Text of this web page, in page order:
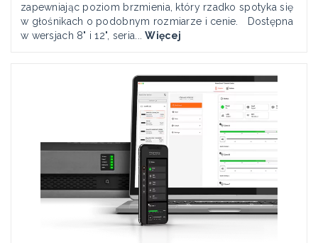
zapewniając poziom brzmienia, który rzadko spotyka się
w głośnikach o podobnym rozmiarze i cenie. Dostępna
w wersjach 8" i 12", seria...Więcej